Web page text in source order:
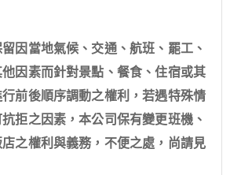
因當地氣候、交通、航班、罷工、
因素而針對景點、餐食、住宿或其
前後順序調動之權利，若遇特殊情
拒之因素，本公司保有變更班機、
之權利與義務，不便之處，尚請見